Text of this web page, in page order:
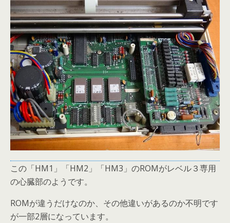
この「HM1」「HM2」「HM3」のROMがレベル３専用
の心臓部のようです。
ROMが違うだけなのか、その他違いがあるのか不明です
が一部2層になっています。